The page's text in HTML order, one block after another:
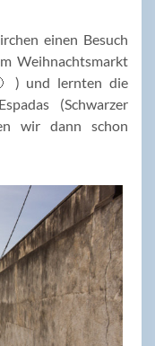
einen Besuch
Weihnachtsmarkt
) und lernten die
(Schwarzer
wir dann schon